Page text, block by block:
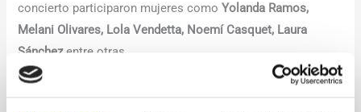
concierto participaron mujeres comoYolanda Ramos,
Melani Olivares, Lola Vendetta, Noemí Casquet, Laura
Sánchezentre otras.